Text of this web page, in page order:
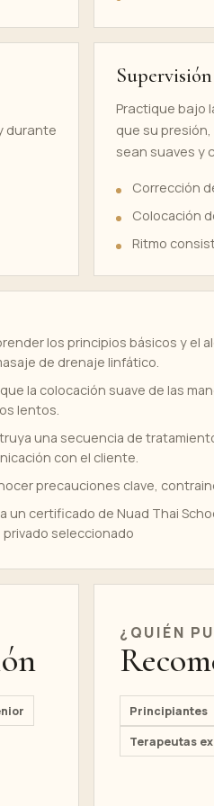
durante
Practique bajo
que su
sean suaves y
Corrección
Colocación
Ritmo
los principios básicos y el
de drenaje linfático.
la colocación suave de las
lentos.
una secuencia de
con el cliente.
precauciones clave,
un certificado de Nuad Thai
privado seleccionado
¿QUIÉN
Principiantes
Terapeutas